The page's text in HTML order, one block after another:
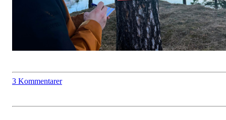
3 Kommentarer